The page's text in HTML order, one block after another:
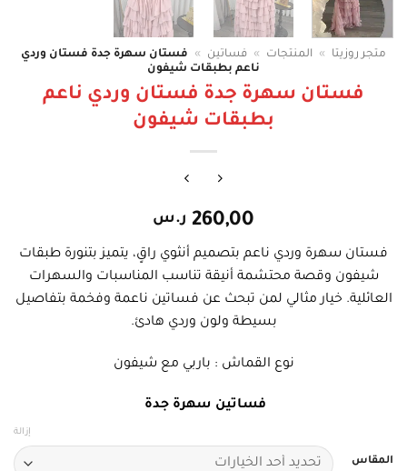
متجر روزيتا » المنتجات » فساتين »
فستان سهرة جدة فستان وردي
ناعم بطبقات شيفون
فستان سهرة جدة فستان وردي ناعم
بطبقات شيفون
260,00 ر.س
فستان سهرة وردي ناعم بتصميم أنثوي راقٍ، يتميز بتنورة طبقات
شيفون وقصة محتشمة أنيقة تناسب المناسبات والسهرات
العائلية. خيار مثالي لمن تبحث عن فساتين ناعمة وفخمة بتفاصيل
بسيطة ولون وردي هادئ.
نوع القماش : باربي مع شيفون
فساتين سهرة جدة
المقاس
إزالة